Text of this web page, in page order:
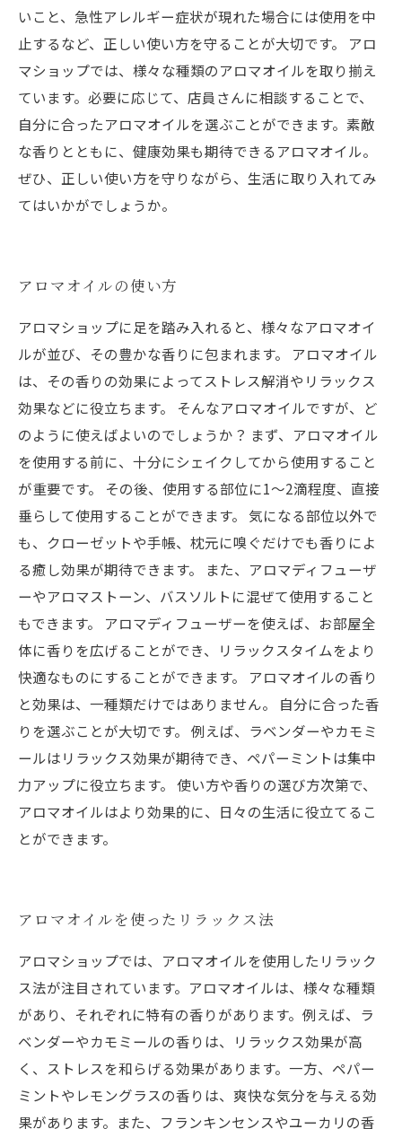
いこと、急性アレルギー症状が現れた場合には使用を中
止するなど、正しい使い方を守ることが大切です。 アロ
マショップでは、様々な種類のアロマオイルを取り揃え
ています。必要に応じて、店員さんに相談することで、
自分に合ったアロマオイルを選ぶことができます。素敵
な香りとともに、健康効果も期待できるアロマオイル。
ぜひ、正しい使い方を守りながら、生活に取り入れてみ
てはいかがでしょうか。
アロマオイルの使い方
アロマショップに足を踏み入れると、様々なアロマオイ
ルが並び、その豊かな香りに包まれます。 アロマオイル
は、その香りの効果によってストレス解消やリラックス
効果などに役立ちます。 そんなアロマオイルですが、ど
のように使えばよいのでしょうか？ まず、アロマオイル
を使用する前に、十分にシェイクしてから使用すること
が重要です。 その後、使用する部位に1〜2滴程度、直接
垂らして使用することができます。 気になる部位以外で
も、クローゼットや手帳、枕元に嗅ぐだけでも香りによ
る癒し効果が期待できます。 また、アロマディフューザ
ーやアロマストーン、バスソルトに混ぜて使用すること
もできます。 アロマディフューザーを使えば、お部屋全
体に香りを広げることができ、リラックスタイムをより
快適なものにすることができます。 アロマオイルの香り
と効果は、一種類だけではありません。 自分に合った香
りを選ぶことが大切です。 例えば、ラベンダーやカモミ
ールはリラックス効果が期待でき、ペパーミントは集中
力アップに役立ちます。 使い方や香りの選び方次第で、
アロマオイルはより効果的に、日々の生活に役立てるこ
とができます。
アロマオイルを使ったリラックス法
アロマショップでは、アロマオイルを使用したリラック
ス法が注目されています。アロマオイルは、様々な種類
があり、それぞれに特有の香りがあります。例えば、ラ
ベンダーやカモミールの香りは、リラックス効果が高
く、ストレスを和らげる効果があります。一方、ペパー
ミントやレモングラスの香りは、爽快な気分を与える効
果があります。また、フランキンセンスやユーカリの香